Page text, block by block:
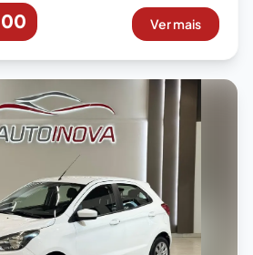
Ver mais